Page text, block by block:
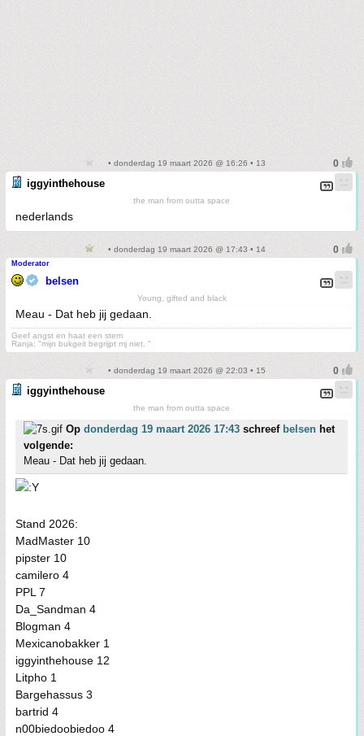
• donderdag 19 maart 2026 @ 16:26 • 13
iggyinthehouse
the man from outta space
nederlands
• donderdag 19 maart 2026 @ 17:43 • 14
Moderator
belsen
Young, gifted and black
Meau - Dat heb jij gedaan.
Geef angst en haat een stem
Ranja: "mijn bukgeit begrijpt mj niet. "
• donderdag 19 maart 2026 @ 22:03 • 15
iggyinthehouse
the man from outta space
Op donderdag 19 maart 2026 17:43 schreef belsen het
volgende:
Meau - Dat heb jij gedaan.
Stand 2026:
MadMaster 10
pipster 10
camilero 4
PPL 7
Da_Sandman 4
Blogman 4
Mexicanobakker 1
iggyinthehouse 12
Litpho 1
Bargehassus 3
bartrid 4
n00biedoobiedoo 4